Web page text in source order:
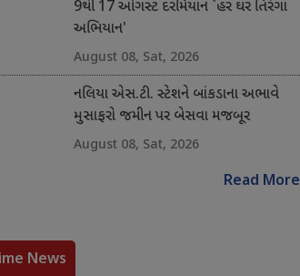
9થી 17 ઓગસ્ટ દરમિયાન `હર ઘર તિરંગા
અભિયાન'
August 08, Sat, 2026
નલિયા એસ.ટી. સ્ટેશને બાંકડાના અભાવે
મુસાફરો જમીન પર બેસવા મજબૂર
August 08, Sat, 2026
Read More
News